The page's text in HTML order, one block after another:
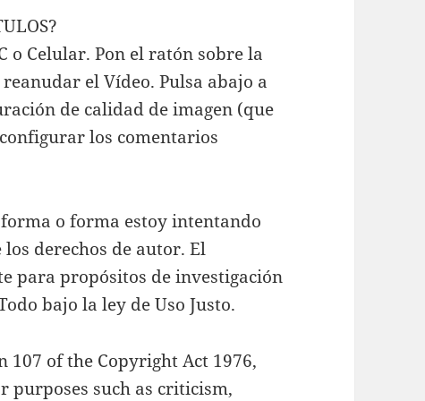
o Celular. Pon el ratón sobre la
el Vídeo. Pulsa abajo a
de calidad de imagen (que
los comentarios
o forma estoy intentando
derechos de autor. El
para propósitos de investigación
bajo la ley de Uso Justo.
107 of the Copyright Act 1976,
purposes such as criticism,